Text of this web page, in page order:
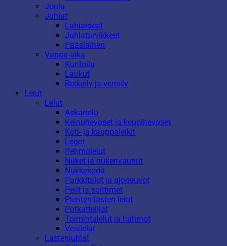
Joulu
Juhlat
Lahjaideat
Juhlatarvikkeet
Pääsiäinen
Vapaa-aika
Kuntoilu
Laukut
Retkeily ja veneily
Lelut
Lelut
Askartelu
Keinuhevoset ja keppihevoset
Koti- ja kauppaleikit
Legot
Pehmolelut
Nuket ja nukenvaunut
Nukkekodit
Parkkitalot ja ajoneuvot
Pelit ja soittimet
Pienten lasten lelut
Potkuttelijat
Toimintalelut ja hahmot
Vesilelut
Lastenjuhlat